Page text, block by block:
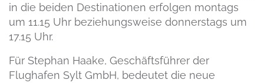
in die beiden Destinationen erfolgen montags
um 11.15 Uhr beziehungsweise donnerstags um
17.15 Uhr.
Für Stephan Haake, Geschäftsführer der
Flughafen Sylt GmbH, bedeutet die neue